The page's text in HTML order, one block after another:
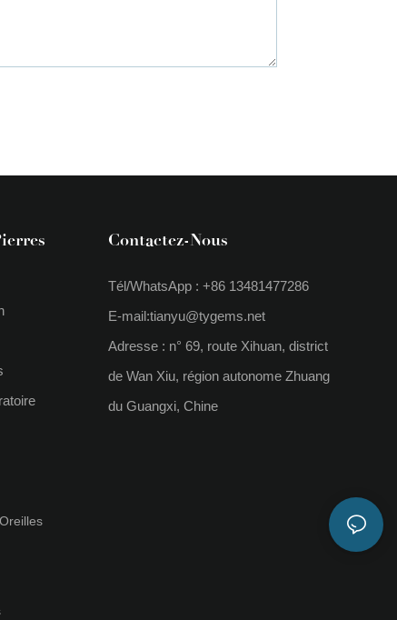
Contactez-Nous
Tél/WhatsApp : +86 13481477286
E-mail:tianyu@tygems.net
Adresse : n° 69, route Xihuan, district
de Wan Xiu, région autonome Zhuang
du Guangxi, Chine